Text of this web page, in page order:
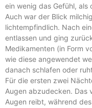
ein wenig das Gefühl, als
Auch war der Blick
lichtempfindlich. Nach
entlassen und ging
Medikamenten (in Form
wie diese angewendet
danach schlafen oder
Für die ersten zwei
Augen abzudecken. Das
Augen reibt, während